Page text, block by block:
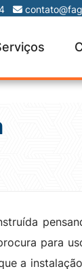
para
a